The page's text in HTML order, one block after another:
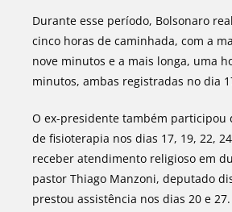
Durante esse período, Bolsonaro
cinco horas de caminhada, com a
nove minutos e a mais longa, uma
minutos, ambas registradas no dia
O ex-presidente também participou
de fisioterapia nos dias 17, 19, 22,
receber atendimento religioso em
pastor Thiago Manzoni, deputado
prestou assistência nos dias 20 e 27.